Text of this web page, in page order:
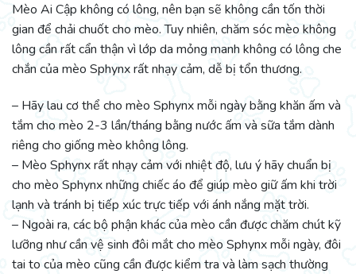
Mèo Ai Cập không có lông, nên bạn sẽ không cần tốn thời
gian để chải chuốt cho mèo. Tuy nhiên, chăm sóc mèo không
lông cần rất cẩn thận vì lớp da mỏng manh không có lông che
chắn của mèo Sphynx rất nhạy cảm, dễ bị tổn thương.
– Hãy lau cơ thể cho mèo Sphynx mỗi ngày bằng khăn ấm và
tắm cho mèo 2-3 lần/tháng bằng nước ấm và sữa tắm dành
riêng cho giống mèo không lông.
– Mèo Sphynx rất nhạy cảm với nhiệt độ, lưu ý hãy chuẩn bị
cho mèo Sphynx những chiếc áo để giúp mèo giữ ấm khi trời
lạnh và tránh bị tiếp xúc trực tiếp với ánh nắng mặt trời.
– Ngoài ra, các bộ phận khác của mèo cần được chăm chút kỹ
lưỡng như cần vệ sinh đôi mắt cho mèo Sphynx mỗi ngày, đôi
tai to của mèo cũng cần được kiểm tra và làm sạch thường